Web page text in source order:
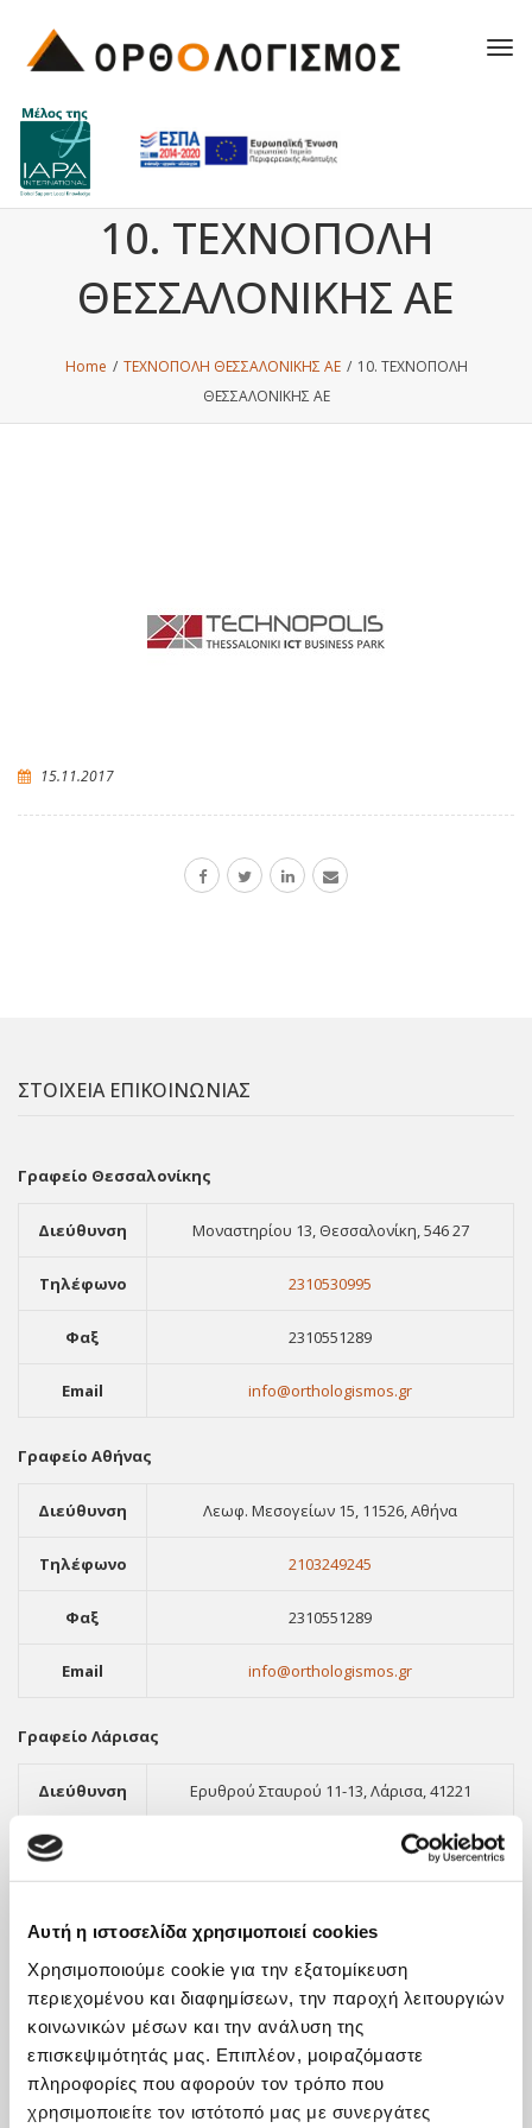
Αυτή η ιστοσελίδα χρησιμοποιεί cookies
Χρησιμοποιούμε cookie για την εξατομίκευση
περιεχομένου και διαφημίσεων, την παροχή λειτουργιών
κοινωνικών μέσων και την ανάλυση της
επισκεψιμότητάς μας. Επιπλέον, μοιραζόμαστε
πληροφορίες που αφορούν τον τρόπο που
χρησιμοποιείτε τον ιστότοπό μας με συνεργάτες
10. ΤΕΧΝΟΠΟΛΗ
ΘΕΣΣΑΛΟΝΙΚΗΣ ΑΕ
Home / ΤΕΧΝΟΠΟΛΗ ΘΕΣΣΑΛΟΝΙΚΗΣ ΑΕ / 10. ΤΕΧΝΟΠΟΛΗ
ΘΕΣΣΑΛΟΝΙΚΗΣ ΑΕ
15.11.2017
ΣΤΟΙΧΕΙΑ ΕΠΙΚΟΙΝΩΝΙΑΣ
Γραφείο Θεσσαλονίκης
Διεύθυνση Μοναστηρίου 13, Θεσσαλονίκη, 546 27
Τηλέφωνο 2310530995
Φαξ 2310551289
Email info@orthologismos.gr
Γραφείο Αθήνας
Διεύθυνση Λεωφ. Μεσογείων 15, 11526, Αθήνα
Τηλέφωνο 2103249245
Φαξ 2310551289
Email info@orthologismos.gr
Γραφείο Λάρισας
Διεύθυνση Ερυθρού Σταυρού 11-13, Λάρισα, 41221
Τηλέφωνο